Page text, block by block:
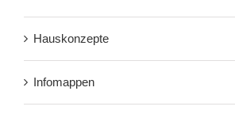
Hauskonzepte
Infomappen